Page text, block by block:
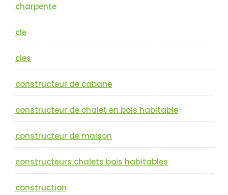
charpente
cle
cles
constructeur de cabane
constructeur de chalet en bois habitable
constructeur de maison
constructeurs chalets bois habitables
construction